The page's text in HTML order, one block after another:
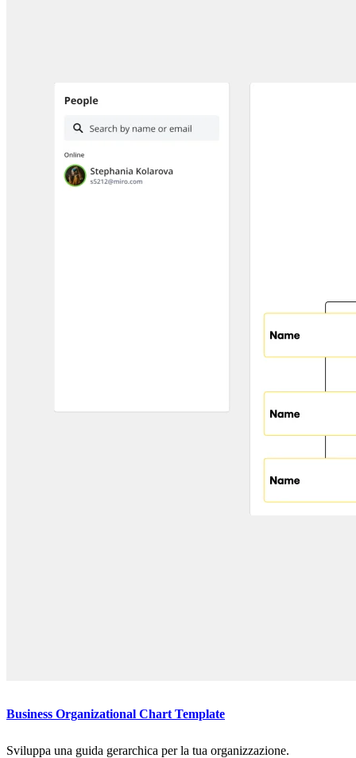
Business Organizational Chart Template
Sviluppa una guida gerarchica per la tua organizzazione.​